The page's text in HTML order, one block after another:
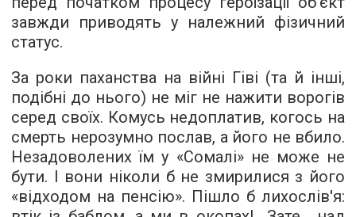
завжди приводять у належний фізичний
статус.
За роки паханства на війні Гіві (та й інші,
подібні до нього) не міг не нажити ворогів
серед своїх. Комусь недоплатив, когось на
смерть нерозумно послав, а його не вбило.
Незадоволених їм у «Сомалі» не може не
бути. І вони ніколи б не змирилися з його
«відходом на пенсію». Пішло б лихослів'я: